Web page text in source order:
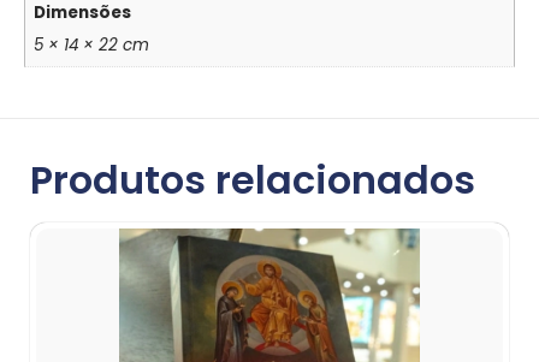
Dimensões
5 × 14 × 22 cm
Produtos relacionados